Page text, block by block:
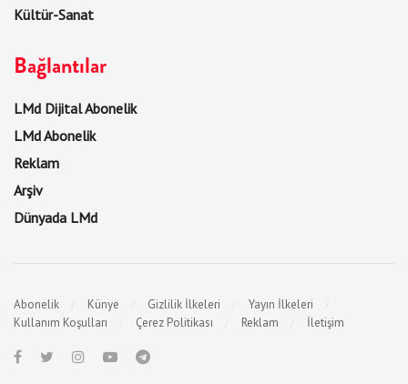
Kültür-Sanat
Bağlantılar
LMd Dijital Abonelik
LMd Abonelik
Reklam
Arşiv
Dünyada LMd
Abonelik Künye Gizlilik İlkeleri
Yayın İlkeleri
Kullanım Koşulları
Çerez Politikası Reklam İletişim